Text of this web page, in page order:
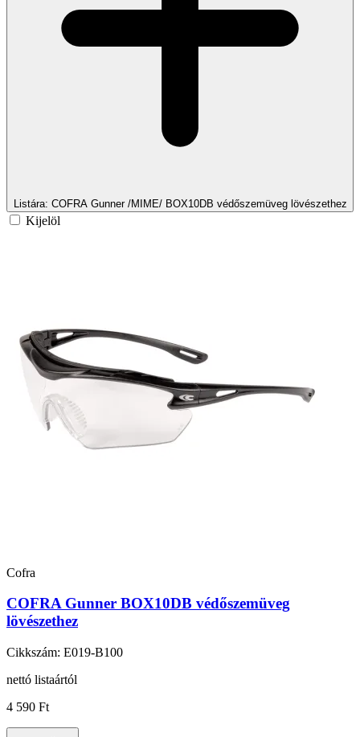
Listára: COFRA Gunner /MIME/ BOX10DB védőszemüveg lövészethez
Kijelöl
Cofra
COFRA Gunner BOX10DB védőszemüveg
lövészethez
Cikkszám: E019-B100
nettó listaártól
4 590 Ft